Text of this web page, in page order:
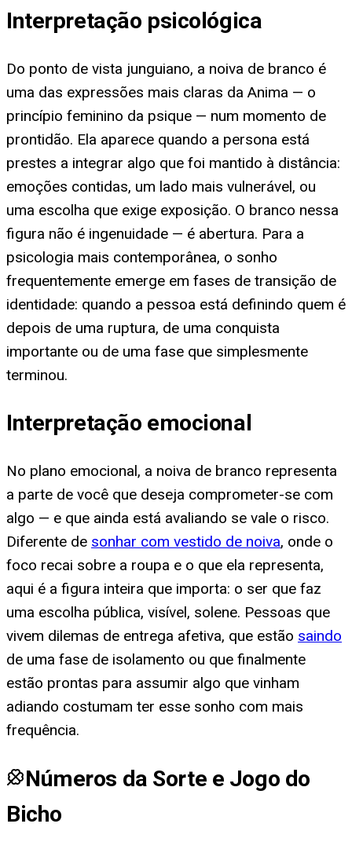
Interpretação psicológica
Do ponto de vista junguiano, a noiva de branco é
uma das expressões mais claras da Anima — o
princípio feminino da psique — num momento de
prontidão. Ela aparece quando a persona está
prestes a integrar algo que foi mantido à distância:
emoções contidas, um lado mais vulnerável, ou
uma escolha que exige exposição. O branco nessa
figura não é ingenuidade — é abertura. Para a
psicologia mais contemporânea, o sonho
frequentemente emerge em fases de transição de
identidade: quando a pessoa está definindo quem é
depois de uma ruptura, de uma conquista
importante ou de uma fase que simplesmente
terminou.
Interpretação emocional
No plano emocional, a noiva de branco representa
a parte de você que deseja comprometer-se com
algo — e que ainda está avaliando se vale o risco.
Diferente de sonhar com vestido de noiva, onde o
foco recai sobre a roupa e o que ela representa,
aqui é a figura inteira que importa: o ser que faz
uma escolha pública, visível, solene. Pessoas que
vivem dilemas de entrega afetiva, que estão saindo
de uma fase de isolamento ou que finalmente
estão prontas para assumir algo que vinham
adiando costumam ter esse sonho com mais
frequência.
Números da Sorte e Jogo do
Bicho